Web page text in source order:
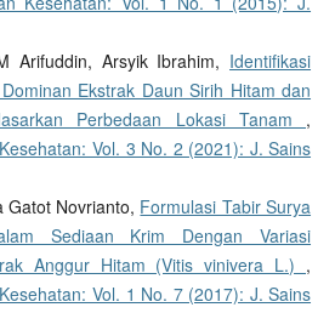
Arifuddin, Arsyik Ibrahim, Identifikasi
Ekstrak Daun Sirih Hitam dan
Perbedaan Lokasi Tanam ,
Vol. 3 No. 2 (2021): J. Sains
Gatot Novrianto, Formulasi Tabir Surya
Sediaan Krim Dengan Variasi
Anggur Hitam (Vitis vinivera L.) ,
Vol. 1 No. 7 (2017): J. Sains